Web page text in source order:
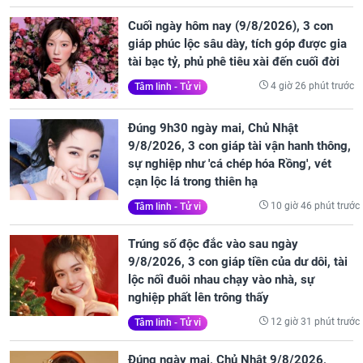
Cuối ngày hôm nay (9/8/2026), 3 con
giáp phúc lộc sâu dày, tích góp được gia
tài bạc tỷ, phủ phê tiêu xài đến cuối đời
Tâm linh - Tử vi 4 giờ 26 phút trước
Đúng 9h30 ngày mai, Chủ Nhật
9/8/2026, 3 con giáp tài vận hanh thông,
sự nghiệp như 'cá chép hóa Rồng', vét
cạn lộc lá trong thiên hạ
Tâm linh - Tử vi 10 giờ 46 phút trước
Trúng số độc đắc vào sau ngày
9/8/2026, 3 con giáp tiền của dư dôi, tài
lộc nối đuôi nhau chạy vào nhà, sự
nghiệp phất lên trông thấy
Tâm linh - Tử vi 12 giờ 31 phút trước
Đúng ngày mai, Chủ Nhật 9/8/2026,